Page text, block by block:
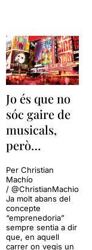
Jo és que no
sóc gaire de
musicals,
però…
Per Christian
Machío
/ @ChristianMachio
Ja molt abans del
concepte
“emprenedoria”
sempre sentia a dir
que, en aquell
carrer on vegis un